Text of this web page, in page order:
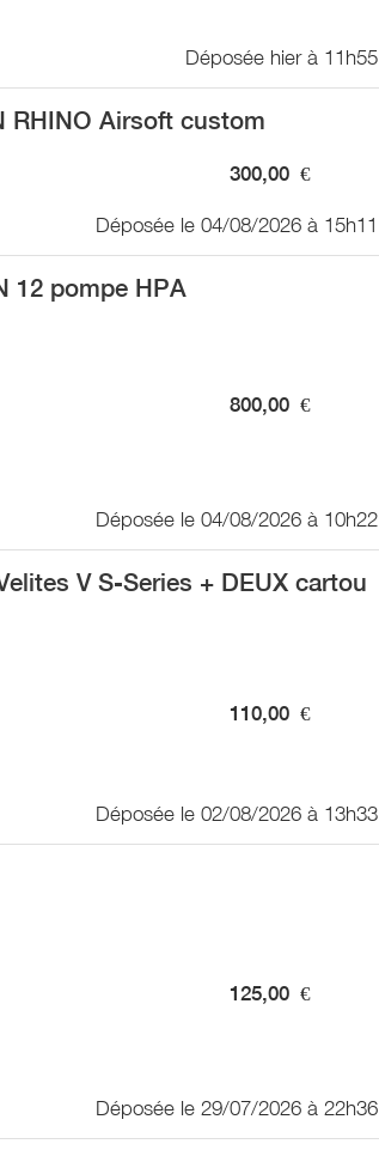
Déposée hier à 11h55
RHINO Airsoft custom
300,00 €
Déposée le 04/08/2026 à 15h11
12 pompe HPA
800,00 €
Déposée le 04/08/2026 à 10h22
V S-Series + DEUX cartou
110,00 €
Déposée le 02/08/2026 à 13h33
125,00 €
Déposée le 29/07/2026 à 22h36